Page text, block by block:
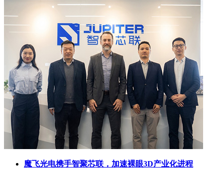
魔飞光电携手智聚芯联，加速裸眼3D产业化进程